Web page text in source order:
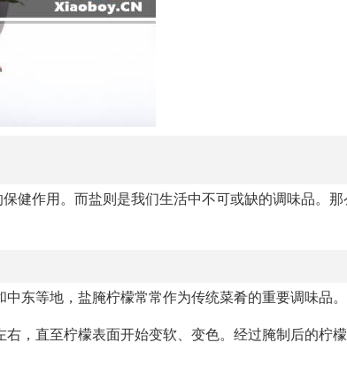
健作用。而盐则是我们生活中不可或缺的调味品。
东等地，盐腌柠檬常常作为传统菜肴的重要调味品。
，直至柠檬表面开始变软、变色。经过腌制后的柠